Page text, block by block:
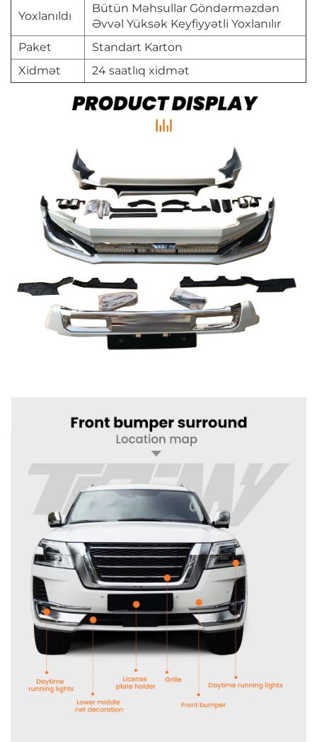
Yoxlanıldı
Bütün Məhsullar Göndərməzdən
Əvvəl Yüksək Keyfiyyətli Yoxlanılır
Paket
Standart Karton
Xidmət
24 saatlıq xidmət